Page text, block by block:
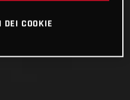
DEI COOKIE